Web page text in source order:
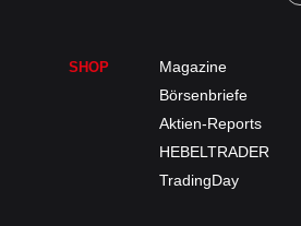
SHOP
Magazine
Börsenbriefe
Aktien-Reports
HEBELTRADER
TradingDay